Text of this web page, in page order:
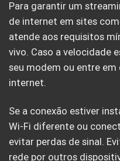
Para garantir um
de internet em sites
atende aos requisitos
vivo. Caso a velocidade
seu modem ou entre
internet.
Se a conexão estiver
Wi-Fi diferente ou
evitar perdas de sinal.
rede por outros